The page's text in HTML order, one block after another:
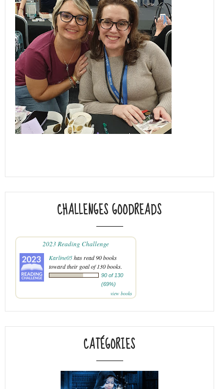
CHALLENGES GOODREADS
2023 Reading Challenge
Karline05has read 90 books
toward their goal of 130 books.
90 of 130
(69%)
view books
CATÉGORIES